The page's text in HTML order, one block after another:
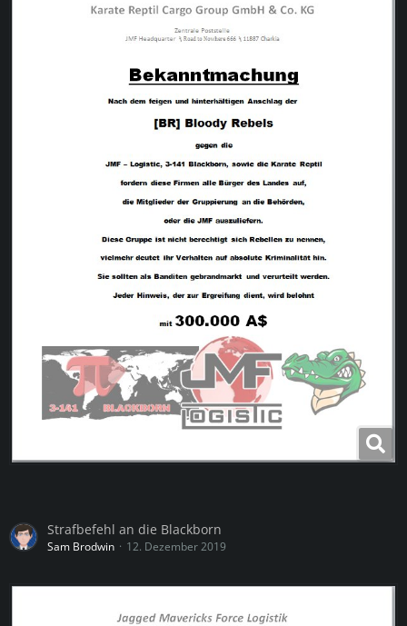
Strafbefehl an die Blackborn
Sam Brodwin 12. Dezember 2019